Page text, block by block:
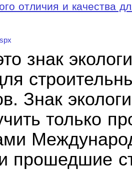
отличия и качества
знак
Знак
только
прошедшие